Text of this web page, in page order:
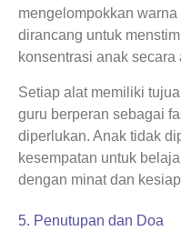
mengelompokkan
dirancang untuk
konsentrasi anak secara
Setiap alat memiliki
guru berperan sebagai
diperlukan. Anak tidak
kesempatan untuk
dengan minat dan
5. Penutupan dan Doa